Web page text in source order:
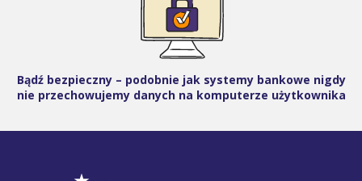
Bądź bezpieczny – podobnie jak systemy bankowe nigdy
nie przechowujemy danych na komputerze użytkownika